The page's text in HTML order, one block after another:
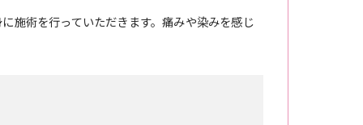
施術を行っていただきます。痛みや染みを感じ